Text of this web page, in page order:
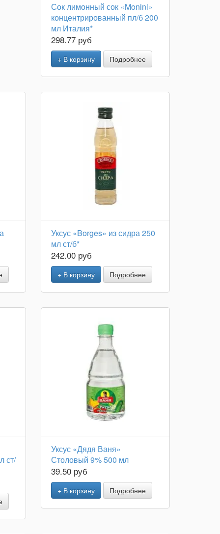
Сок лимонный сок «Monini»
концентрированный пл/б 200
мл Италия*
298.77 руб
+ В корзину Подробнее
Уксус «Borges» из сидра 250
мл ст/б*
242.00 руб
+ В корзину Подробнее
ст/
Уксус «Дядя Ваня»
Столовый 9% 500 мл
39.50 руб
+ В корзину Подробнее